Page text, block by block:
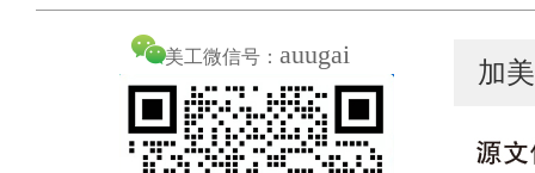
美工微信号： auugai
加